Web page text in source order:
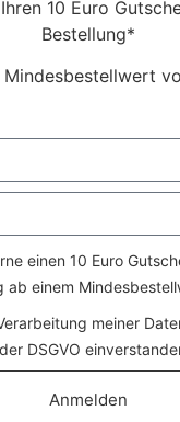
10 Euro
Bestellung*
Mindesbestellwert
einen 10 Euro
ab einem
meiner
DSGVO
Anmelden